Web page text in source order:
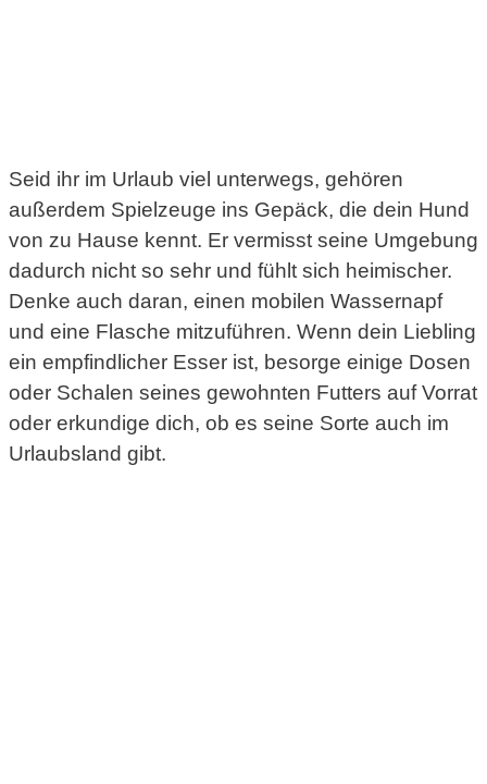
Seid ihr im Urlaub viel unterwegs, gehören
außerdem Spielzeuge ins Gepäck, die dein Hund
von zu Hause kennt. Er vermisst seine Umgebung
dadurch nicht so sehr und fühlt sich heimischer.
Denke auch daran, einen mobilen Wassernapf
und eine Flasche mitzuführen. Wenn dein Liebling
ein empfindlicher Esser ist, besorge einige Dosen
oder Schalen seines gewohnten Futters auf Vorrat
oder erkundige dich, ob es seine Sorte auch im
Urlaubsland gibt.